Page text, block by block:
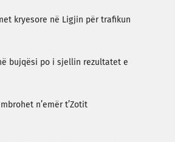
kryesore në Ligjin për trafikun
bujqësi po i sjellin rezultatet e
n’emër t’Zotit